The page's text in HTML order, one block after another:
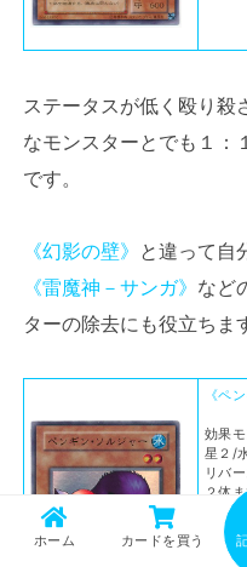
ステータスが低く殴り殺
なモンスターとでも１：
です。
《幻影の壁》 と違って自
《雷魔神－サンガ》 など
ターの除去にも役立ちま
《ペ
効果
星２/
リバ
２体
る。
出典：
ホーム カードを買う